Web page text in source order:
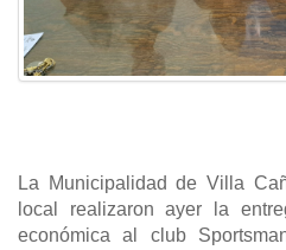
La Municipalidad de Villa
local realizaron ayer la
económica al club